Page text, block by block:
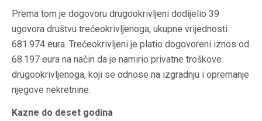
Prema tom je dogovoru drugookrivljeni dodijelio 39
ugovora društvu trećeokrivljenoga, ukupne vrijednosti
681.974 eura. Trećeokrivljeni je platio dogovoreni iznos od
68.197 eura na način da je namirio privatne troškove
drugookrivljenoga, koji se odnose na izgradnju i opremanje
njegove nekretnine.
Kazne do deset godina